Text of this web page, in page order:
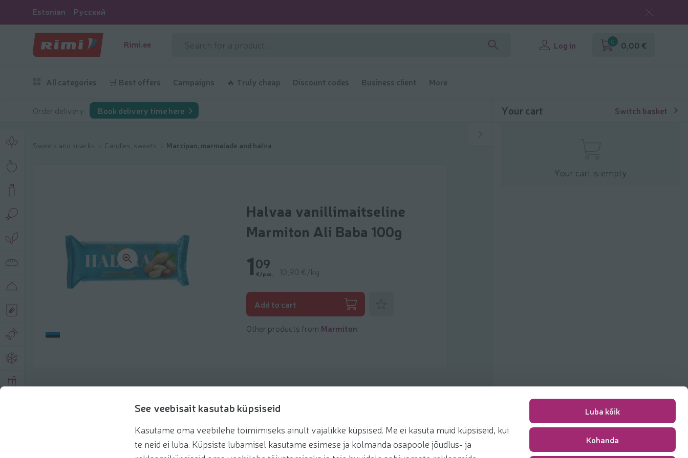
See veebisait kasutab küpsiseid
Kasutame oma veebilehe toimimiseks ainult vajalikke küpsised. Me ei kasuta muid küpsiseid, kui
te neid ei luba. Küpsiste lubamisel kasutame esimese ja kolmanda osapoole jõudlus- ja
Luba kõik
Kohanda
Estonian Русский
Rimi.ee Log in 0 0,00 €
All categories 🛒 Best offers Campaigns 🔥 Truly cheap Discount codes Business client More
Order delivery: Book delivery time here
Sweets and snacks Candies, sweets Marzipan, marmalade and halva
Halvaa vanillimaitseline
Marmiton Ali Baba 100g
109
€/pcs. 10,90 €/kg
Add to cart
Other products from Marmiton
Recommendations Recipes
Your cart Switch basket
Your cart is empty